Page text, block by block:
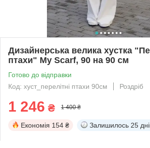
Дизайнерська велика хустка
птахи" My Scarf, 90 на 90 см
Готово до відправки
Код: хуст_перелітні птахи 90см
Роздріб
1 246 ₴ 1 400 ₴
Економія 154 ₴ Залишилось 25